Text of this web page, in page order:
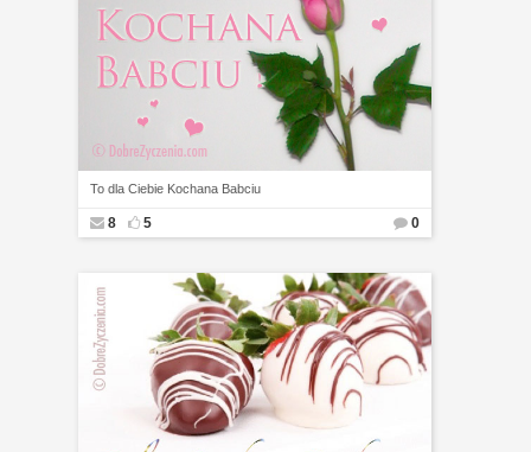
To dla Ciebie Kochana Babciu
8 5 0